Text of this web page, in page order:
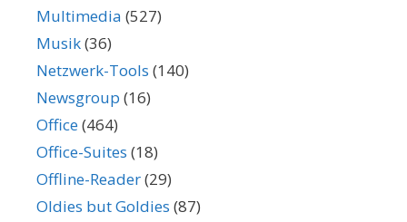
Multimedia (527)
Musik(36)
Netzwerk-Tools (140)
Newsgroup (16)
Office(464)
Office-Suites (18)
Offline-Reader(29)
Oldies but Goldies (87)